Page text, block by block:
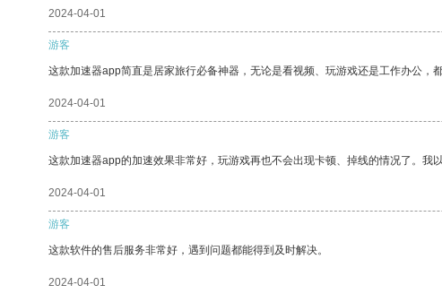
2024-04-01
游客
这款加速器app简直是居家旅行必备神器，无论是看视频、玩游戏还是工作办公
2024-04-01
游客
这款加速器app的加速效果非常好，玩游戏再也不会出现卡顿、掉线的情况了。我
2024-04-01
游客
这款软件的售后服务非常好，遇到问题都能得到及时解决。
2024-04-01